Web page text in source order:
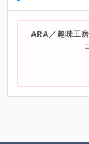
ARA／趣味工